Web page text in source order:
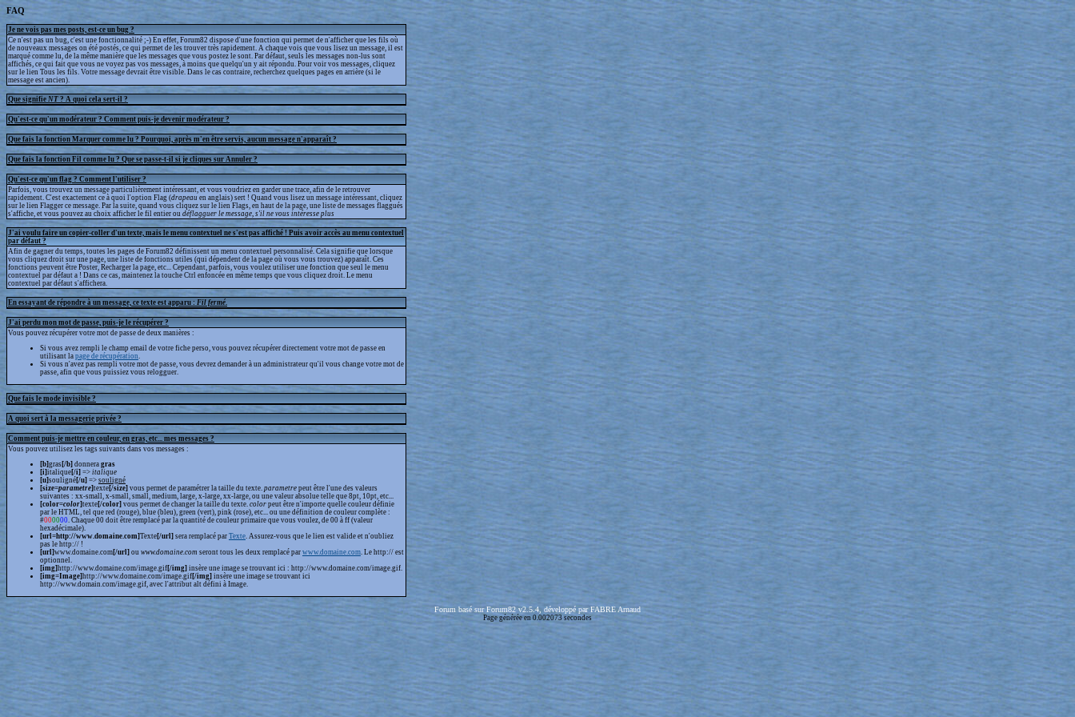
FAQ
Je ne vois pas mes posts, est-ce un bug ?
Ce n'est pas un bug, c'est une fonctionnalité ;-) En effet, Forum82 dispose d'une fonction qui permet de n'afficher que les fils où
de nouveaux messages on été postés, ce qui permet de les trouver très rapidement. A chaque vois que vous lisez un message, il est
marqué comme lu, de la même manière que les messages que vous postez le sont. Par défaut, seuls les messages non-lus sont
affichés, ce qui fait que vous ne voyez pas vos messages, à moins que quelqu'un y ait répondu. Pour voir vos messages, cliquez
sur le lien Tous les fils. Votre message devrait être visible. Dans le cas contraire, recherchez quelques pages en arrière (si le
message est ancien).
Que signifie NT ? A quoi cela sert-il ?
Qu'est-ce qu'un modérateur ? Comment puis-je devenir modérateur ?
Que fais la fonction Marquer comme lu ? Pourquoi, après m'en être servis, aucun message n'apparaît ?
Que fais la fonction Fil comme lu ? Que se passe-t-il si je cliques sur Annuler ?
Qu'est-ce qu'un flag ? Comment l'utiliser ?
Parfois, vous trouvez un message particulièrement intéressant, et vous voudriez en garder une trace, afin de le retrouver
rapidement. C'est exactement ce à quoi l'option Flag (drapeau en anglais) sert ! Quand vous lisez un message intéressant, cliquez
sur le lien Flagger ce message. Par la suite, quand vous cliquez sur le lien Flags, en haut de la page, une liste de messages flaggués
s'affiche, et vous pouvez au choix afficher le fil entier ou déflagguer le message, s'il ne vous intéresse plus
J'ai voulu faire un copier-coller d'un texte, mais le menu contextuel ne s'est pas affiché ! Puis avoir accès au menu contextuel
par défaut ?
Afin de gagner du temps, toutes les pages de Forum82 définissent un menu contextuel personnalisé. Cela signifie que lorsque
vous cliquez droit sur une page, une liste de fonctions utiles (qui dépendent de la page où vous vous trouvez) apparaît. Ces
fonctions peuvent être Poster, Recharger la page, etc... Cependant, parfois, vous voulez utiliser une fonction que seul le menu
contextuel par défaut a ! Dans ce cas, maintenez la touche Ctrl enfoncée en même temps que vous cliquez droit. Le menu
contextuel par défaut s'affichera.
En essayant de répondre à un message, ce texte est apparu : Fil fermé
J'ai perdu mon mot de passe, puis-je le récupérer ?
Vous pouvez récupérer votre mot de passe de deux manières :
Si vous avez rempli le champ email de votre fiche perso, vous pouvez récupérer directement votre mot de passe en
utilisant la page de récupération
Si vous n'avez pas rempli votre mot de passe, vous devrez demander à un administrateur qu'il vous change votre mot de
passe, afin que vous puissiez vous relogguer.
Que fais le mode invisible ?
A quoi sert à la messagerie privée ?
Comment puis-je mettre en couleur, en gras, etc... mes messages ?
Vous pouvez utilisez les tags suivants dans vos messages :
[b]gras[/b] donnera gras
[i]italique[/i] => italique
[u]souligné[/u] => souligné
[size=parametre]texte[/size] vous permet de paramétrer la taille du texte. parametre peut être l'une des valeurs
suivantes : xx-small, x-small, small, medium, large, x-large, xx-large, ou une valeur absolue telle que 8pt, 10pt, etc...
[color=color]texte[/color] vous permet de changer la taille du texte. color peut être n'importe quelle couleur définie
par le HTML, tel que red (rouge), blue (bleu), green (vert), pink (rose), etc... ou une définition de couleur complète :
#000000 . Chaque 00 doit être remplacé par la quantité de couleur primaire que vous voulez, de 00 à ff (valeur
hexadécimale).
[url=http://www.domaine.com]Texte[/url] sera remplacé par Texte . Assurez-vous que le lien est valide et n'oubliez
pas le http:// !
[url]www.domaine.com[/url] ou www.domaine.com seront tous les deux remplacé par www.domaine.com . Le http:// est
optionnel.
[img]http://www.domaine.com/image.gif[/img] insère une image se trouvant ici : http://www.domaine.com/image.gif.
[img=Image]http://www.domaine.com/image.gif[/img] insère une image se trouvant ici
http://www.domain.com/image.gif, avec l'attribut alt défini à Image.
Forum basé sur Forum82 v2.5.4, développé par FABRE Arnaud
Page générée en 0.002073 secondes